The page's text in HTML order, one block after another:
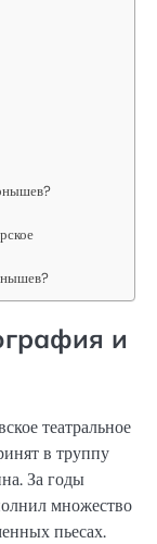
и
театральное
в труппу
За годы
множество
пьесах.